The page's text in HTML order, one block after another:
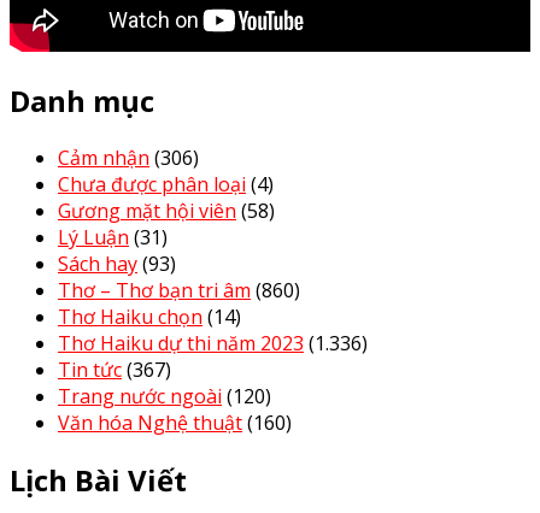
Danh mục
Cảm nhận (306)
Chưa được phân loại (4)
Gương mặt hội viên (58)
Lý Luận (31)
Sách hay(93)
Thơ – Thơ bạn tri âm (860)
Thơ Haiku chọn (14)
Thơ Haiku dự thi năm 2023 (1.336)
Tin tức(367)
Trang nước ngoài (120)
Văn hóa Nghệ thuật(160)
Lịch Bài Viết